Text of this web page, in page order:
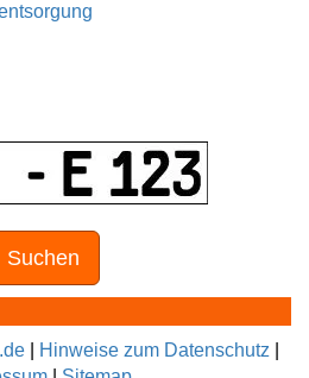
Suchen
Hinweise zum Datenschutz